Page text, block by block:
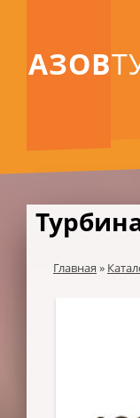
АЗОВ
Главная »